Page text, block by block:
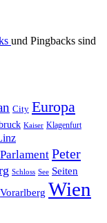
und Pingbacks sind
City Europa
Kaiser Klagenfurt
Parlament Peter
Schloss See Seiten
Vorarlberg Wien